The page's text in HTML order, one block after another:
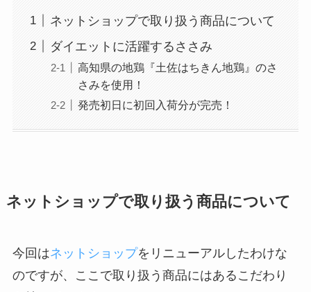
ネットショップで取り扱う商品について
ダイエットに活躍するささみ
高知県の地鶏『土佐はちきん地鶏』のさ
さみを使用！
発売初日に初回入荷分が完売！
ネットショップで取り扱う商品について
今回はネットショップをリニューアルしたわけな
のですが、ここで取り扱う商品にはあるこだわり